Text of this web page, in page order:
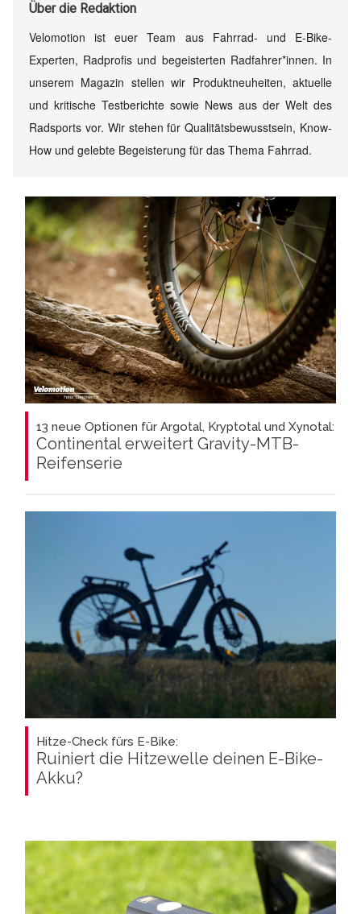
Überdie Redaktion
Velomotion ist euer Team aus Fahrrad- und E-Bike-
Experten, Radprofis und begeisterten Radfahrer*innen. In
unserem Magazin stellen wir Produktneuheiten, aktuelle
und kritische Testberichte sowie News aus der Welt des
Radsports vor. Wir stehen für Qualitätsbewusstsein, Know-
How und gelebte Begeisterung für das Thema Fahrrad.
13 neue Optionen für Argotal, Kryptotal und Xynotal:
Continental erweitert Gravity-MTB-
Reifenserie
Hitze-Check fürs E-Bike:
Ruiniert die Hitzewelle deinen E-Bike-
Akku?